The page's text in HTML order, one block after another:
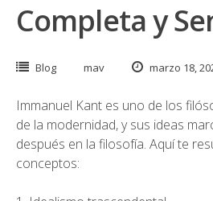
Completa y
Blog mav marzo 18,
Immanuel Kant es uno de los
de la modernidad, y sus ideas
después en la filosofía. Aquí te
conceptos: